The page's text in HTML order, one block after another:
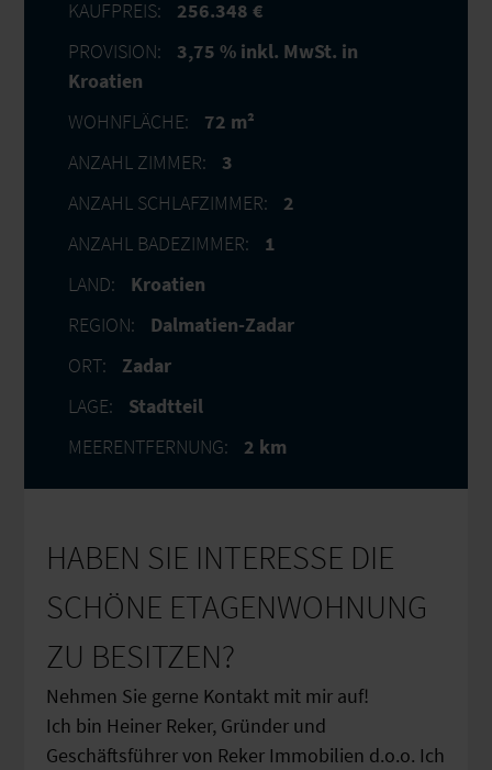
KAUFPREIS:
256.348 €
PROVISION:
3,75 % inkl. MwSt. in
Kroatien
WOHNFLÄCHE:
72 m²
ANZAHL ZIMMER:
3
ANZAHL SCHLAFZIMMER:
2
ANZAHL BADEZIMMER:
1
LAND:
Kroatien
REGION:
Dalmatien-Zadar
ORT:
Zadar
LAGE:
Stadtteil
MEERENTFERNUNG:
2 km
HABEN SIE INTERESSE DIE
SCHÖNE ETAGENWOHNUNG
ZU BESITZEN?
Nehmen Sie gerne Kontakt mit mir auf!
Ich bin Heiner Reker, Gründer und
Geschäftsführer von Reker Immobilien d.o.o. Ich